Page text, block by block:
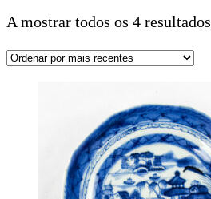
A mostrar todos os 4 resultados